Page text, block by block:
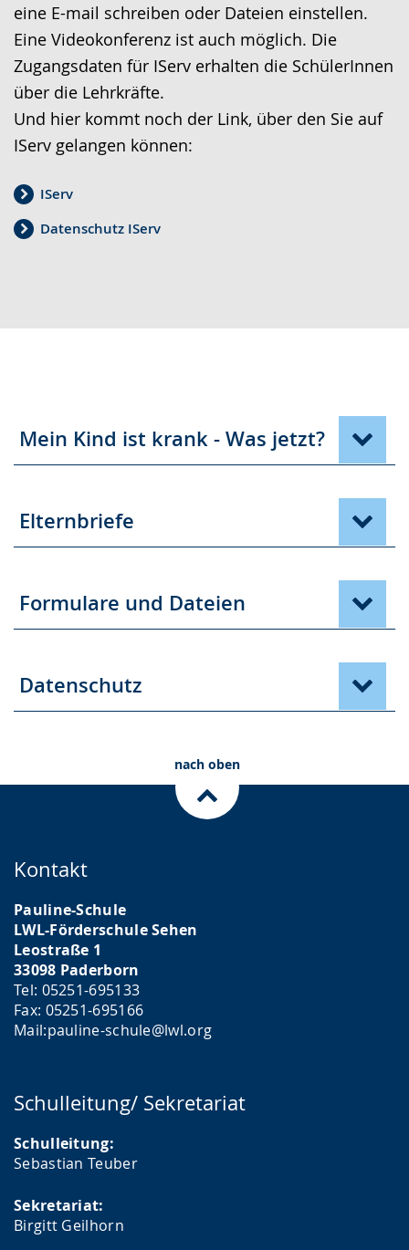
angezeigt.
eine E-mail schreiben oder Dateien einstellen.
Eine Videokonferenz ist auch möglich. Die
Zugangsdaten für IServ erhalten die SchülerInnen
über die Lehrkräfte.
Und hier kommt noch der Link, über den Sie auf
IServ gelangen können:
IServ
Datenschutz IServ
Mein Kind ist krank - Was jetzt?
Elternbriefe
Formulare und Dateien
Datenschutz
nach oben
Kontakt
Pauline-Schule
LWL-Förderschule Sehen
Leostraße 1
33098 Paderborn
Tel: 05251-695133
Fax: 05251-695166
Mail:pauline-schule@lwl.org
Schulleitung/ Sekretariat
Schulleitung:
Sebastian Teuber
Sekretariat:
Birgitt Geilhorn